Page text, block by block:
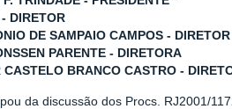
DIRETOR
DE SAMPAIO CAMPOS - DIRETOR
PARENTE - DIRETORA
CASTELO BRANCO CASTRO -
da discussão dos Procs. RJ2001/